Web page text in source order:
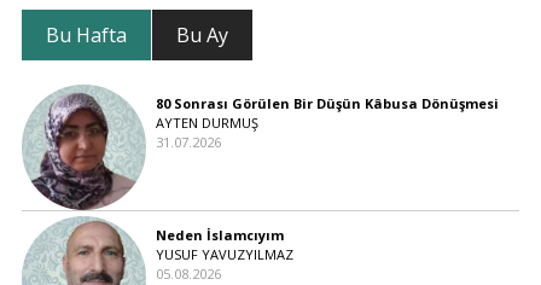
Bu Hafta Bu Ay
80 Sonrası Görülen Bir Düşün Kâbusa Dönüşmesi
AYTEN DURMUŞ
31.07.2026
Neden İslamcıyım
YUSUF YAVUZYILMAZ
05.08.2026